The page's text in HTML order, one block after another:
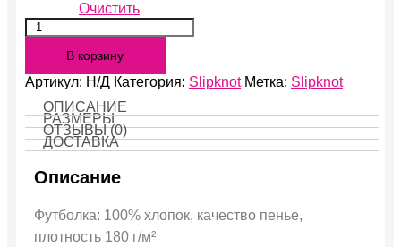
Очистить
Количество
Slipknot
В корзину
Артикул: Н/Д Категория: Slipknot Метка: Slipknot
ОПИСАНИЕ
РАЗМЕРЫ
ОТЗЫВЫ (0)
ДОСТАВКА
Описание
Футболка: 100% хлопок, качество пенье,
плотность 180 г/м²